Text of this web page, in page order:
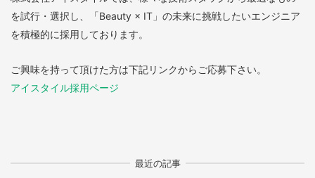
を試行・選択し、「Beauty × IT」の未来に挑戦したいエンジニア
を積極的に採用しております。
ご興味を持って頂けた方は下記リンクからご応募下さい。
アイスタイル採用ページ
最近の記事